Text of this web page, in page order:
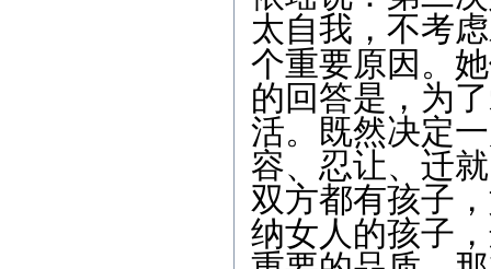
太自我，不考
个重要原因。
的回答是，为
活。既然决定
容、忍让、迁
双方都有孩子
纳女人的孩子